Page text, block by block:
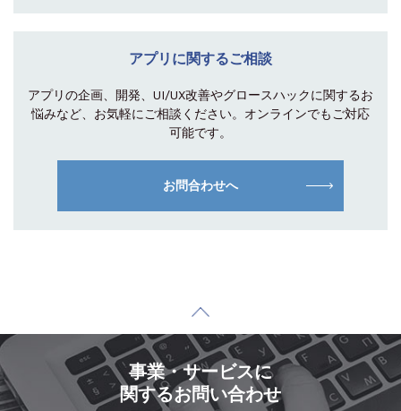
アプリに関するご相談
アプリの企画、開発、UI/UX改善やグロースハックに関するお
悩みなど、お気軽にご相談 ください。オンラインでもご対応
可能です。
お問合わせへ
事業・サービスに
関するお問い合わせ